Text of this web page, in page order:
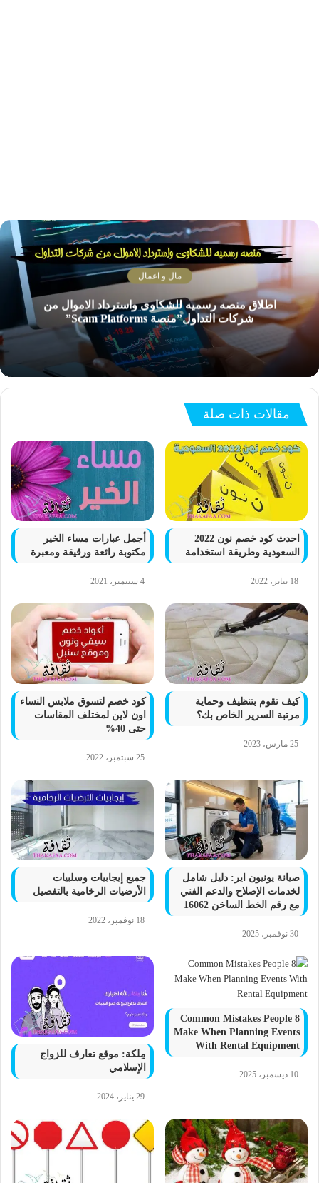
مال و اعمال
اطلاق منصه رسميه للشكاوى واسترداد الاموال من
شركات التداول”منصة Scam Platforms”
مقالات ذات صلة
احدث كود خصم نون 2022
السعودية وطريقة استخدامة
18 يناير، 2022
أجمل عبارات مساء الخير
مكتوبة رائعة ورقيقة ومعبرة
4 سبتمبر، 2021
كيف تقوم بتنظيف وحماية
مرتبة السرير الخاص بك؟
25 مارس، 2023
كود خصم لتسوق ملابس النساء
اون لاين لمختلف المقاسات
حتى 40%
25 سبتمبر، 2022
صيانة يونيون اير: دليل شامل
لخدمات الإصلاح والدعم الفني
مع رقم الخط الساخن 16062
30 نوفمبر، 2025
جميع إيجابيات وسلبيات
الأرضيات الرخامية بالتفصيل
18 نوفمبر، 2022
8 Common Mistakes People
Make When Planning Events
With Rental Equipment
10 ديسمبر، 2025
مِلكة: موقع تعارف للزواج
الإسلامي
29 يناير، 2024